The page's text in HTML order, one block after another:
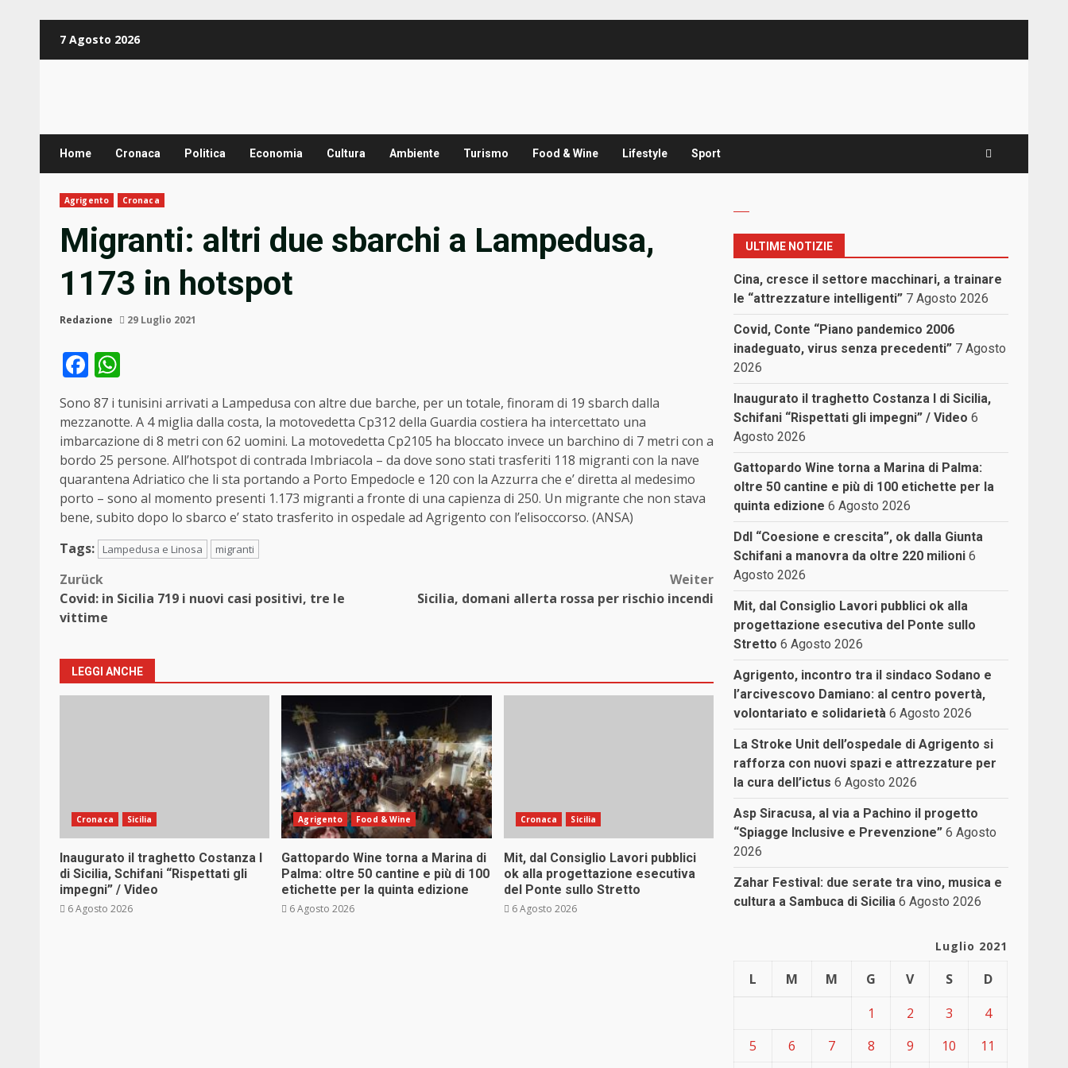
Inhalt7 Agosto 2026
Home Cronaca Politica Economia Cultura Ambiente Turismo Food & Wine Lifestyle Sport
Agrigento Cronaca
Migranti: altri due sbarchi a Lampedusa,
1173 in hotspot
Redazione 29 Luglio 2021
Facebook
Sono 87 i tunisini arrivati a Lampedusa con altre due barche, per un totale, finoram di 19 sbarch dalla
mezzanotte. A 4 miglia dalla costa, la motovedetta Cp312 della Guardia costiera ha intercettato una
imbarcazione di 8 metri con 62 uomini. La motovedetta Cp2105 ha bloccato invece un barchino di 7 metri con a
bordo 25 persone. All’hotspot di contrada Imbriacola – da dove sono stati trasferiti 118 migranti con la nave
quarantena Adriatico che li sta portando a Porto Empedocle e 120 con la Azzurra che e’ diretta al medesimo
porto – sono al momento presenti 1.173 migranti a fronte di una capienza di 250. Un migrante che non stava
bene, subito dopo lo sbarco e’ stato trasferito in ospedale ad Agrigento con l’elisoccorso. (ANSA)
Tags:
Lampedusa e Linosa migranti
Beitragsnavigation
Zurück
Covid: in Sicilia 719 i nuovi casi positivi, tre le
vittime
Weiter
Sicilia, domani allerta rossa per rischio incendi
LEGGI ANCHE
Cronaca Sicilia
Inaugurato il traghetto Costanza I
di Sicilia, Schifani “Rispettati gli
impegni” / Video
6 Agosto 2026
Agrigento Food & Wine
Gattopardo Wine torna a Marina di
Palma: oltre 50 cantine e più di 100
etichette per la quinta edizione
6 Agosto 2026
Cronaca Sicilia
Mit, dal Consiglio Lavori pubblici
ok alla progettazione esecutiva
del Ponte sullo Stretto
6 Agosto 2026
ULTIME NOTIZIE
Cina, cresce il settore macchinari, a trainare
le “attrezzature intelligenti” 7 Agosto 2026
Covid, Conte “Piano pandemico 2006
inadeguato, virus senza precedenti” 7 Agosto
2026
Inaugurato il traghetto Costanza I di Sicilia,
Schifani “Rispettati gli impegni” / Video 6
Agosto 2026
Gattopardo Wine torna a Marina di Palma:
oltre 50 cantine e più di 100 etichette per la
quinta edizione 6 Agosto 2026
Ddl “Coesione e crescita”, ok dalla Giunta
Schifani a manovra da oltre 220 milioni 6
Agosto 2026
Mit, dal Consiglio Lavori pubblici ok alla
progettazione esecutiva del Ponte sullo
Stretto 6 Agosto 2026
Agrigento, incontro tra il sindaco Sodano e
l’arcivescovo Damiano: al centro povertà,
volontariato e solidarietà 6 Agosto 2026
La Stroke Unit dell’ospedale di Agrigento si
rafforza con nuovi spazi e attrezzature per
la cura dell’ictus 6 Agosto 2026
Asp Siracusa, al via a Pachino il progetto
“Spiagge Inclusive e Prevenzione” 6 Agosto
2026
Zahar Festival: due serate tra vino, musica e
cultura a Sambuca di Sicilia 6 Agosto 2026
Luglio 2021
L M M G V S
D
1
2 3
4
5
6 7 8 9 10 11